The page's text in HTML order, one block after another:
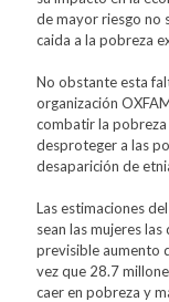
de mayor riesgo no
caida a la pobreza
No obstante esta
organización
combatir la
desproteger a las
desaparición de
Las estimaciones
sean las mujeres
previsible aumento
vez que 28.7
caer en pobreza y